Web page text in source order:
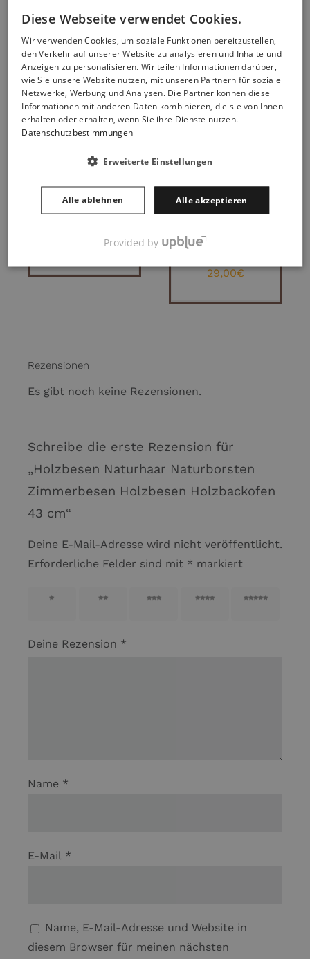
Sie könnten auch Ihnen gefallen:
IN DEN
WARENKORB
Drosselklappe
Schamotte
Schamottestein
Schamottplatte
29,00€
Rezensionen
Es gibt noch keine Rezensionen.
Schreibe die erste Rezension für
„Holzbesen Naturhaar Naturborsten
Zimmerbesen Holzbesen Holzbackofen
43 cm“
Deine E-Mail-Adresse wird nicht veröffentlicht.
Erforderliche Felder sind mit * markiert
1 von
2 von
3 von
4 von
5 von
Deine Rezension *
Name *
E-Mail *
Name, E-Mail-Adresse und Website in
diesem Browser für meinen nächsten
Diese Webseite verwendet Cookies.
Wir verwenden Cookies, um soziale Funktionen bereitzustellen,
den Verkehr auf unserer Website zu analysieren und Inhalte und
Anzeigen zu personalisieren. Wir teilen Informationen darüber,
wie Sie unsere Website nutzen, mit unseren Partnern für soziale
Netzwerke, Werbung und Analysen. Die Partner können diese
Informationen mit anderen Daten kombinieren, die sie von Ihnen
erhalten oder erhalten, wenn Sie ihre Dienste nutzen.
Datenschutzbestimmungen
Alle akzeptieren
Alle ablehnen
Erweiterte Einstellungen
Provided by